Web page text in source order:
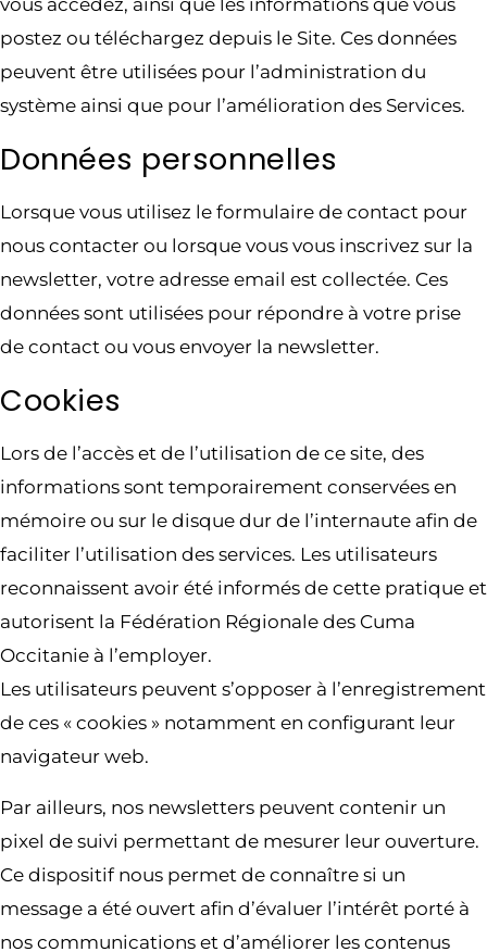
vous accédez, ainsi que les informations que vous
postez ou téléchargez depuis le Site. Ces données
peuvent être utilisées pour l’administration du
système ainsi que pour l’amélioration des Services.
Données personnelles
Lorsque vous utilisez le formulaire de contact pour
nous contacter ou lorsque vous vous inscrivez sur la
newsletter, votre adresse email est collectée. Ces
données sont utilisées pour répondre à votre prise
de contact ou vous envoyer la newsletter.
Cookies
Lors de l’accès et de l’utilisation de ce site, des
informations sont temporairement conservées en
mémoire ou sur le disque dur de l’internaute afin de
faciliter l’utilisation des services. Les utilisateurs
reconnaissent avoir été informés de cette pratique et
autorisent la Fédération Régionale des Cuma
Occitanie à l’employer.
Les utilisateurs peuvent s’opposer à l’enregistrement
de ces « cookies » notamment en configurant leur
navigateur web.
Par ailleurs, nos newsletters peuvent contenir un
pixel de suivi permettant de mesurer leur ouverture.
Ce dispositif nous permet de connaître si un
message a été ouvert afin d’évaluer l’intérêt porté à
nos communications et d’améliorer les contenus